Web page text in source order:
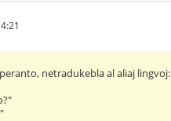
netradukebla al aliaj lingvoj: